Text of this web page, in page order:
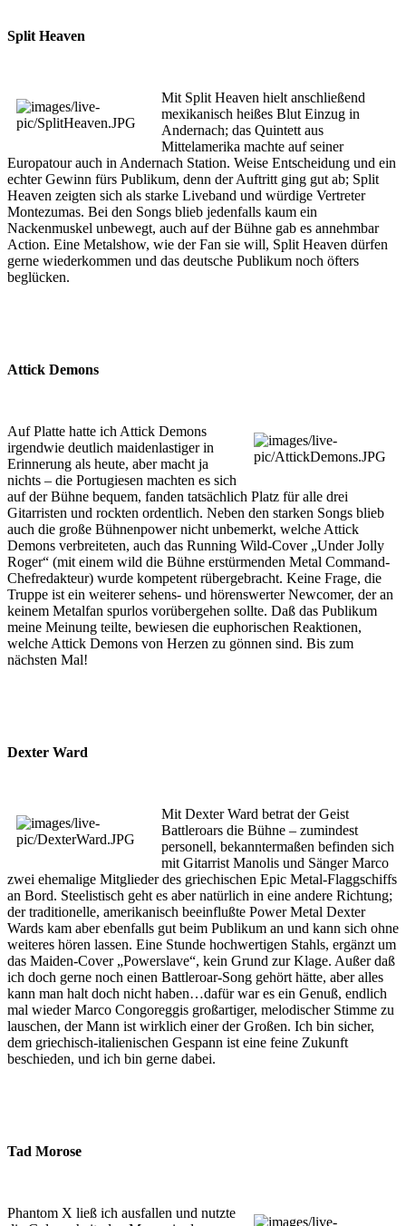
Split Heaven
Mit Split Heaven hielt anschließend
mexikanisch heißes Blut Einzug in
Andernach; das Quintett aus
Mittelamerika machte auf seiner
Europatour auch in Andernach Station. Weise Entscheidung und ein
echter Gewinn fürs Publikum, denn der Auftritt ging gut ab; Split
Heaven zeigten sich als starke Liveband und würdige Vertreter
Montezumas. Bei den Songs blieb jedenfalls kaum ein
Nackenmuskel unbewegt, auch auf der Bühne gab es annehmbar
Action. Eine Metalshow, wie der Fan sie will, Split Heaven dürfen
gerne wiederkommen und das deutsche Publikum noch öfters
beglücken.
Attick Demons
Auf Platte hatte ich Attick Demons
irgendwie deutlich maidenlastiger in
Erinnerung als heute, aber macht ja
nichts – die Portugiesen machten es sich
auf der Bühne bequem, fanden tatsächlich Platz für alle drei
Gitarristen und rockten ordentlich. Neben den starken Songs blieb
auch die große Bühnenpower nicht unbemerkt, welche Attick
Demons verbreiteten, auch das Running Wild-Cover „Under Jolly
Roger“ (mit einem wild die Bühne erstürmenden Metal Command-
Chefredakteur) wurde kompetent rübergebracht. Keine Frage, die
Truppe ist ein weiterer sehens- und hörenswerter Newcomer, der an
keinem Metalfan spurlos vorübergehen sollte. Daß das Publikum
meine Meinung teilte, bewiesen die euphorischen Reaktionen,
welche Attick Demons von Herzen zu gönnen sind. Bis zum
nächsten Mal!
Dexter Ward
Mit Dexter Ward betrat der Geist
Battleroars die Bühne – zumindest
personell, bekanntermaßen befinden sich
mit Gitarrist Manolis und Sänger Marco
zwei ehemalige Mitglieder des griechischen Epic Metal-Flaggschiffs
an Bord. Steelistisch geht es aber natürlich in eine andere Richtung;
der traditionelle, amerikanisch beeinflußte Power Metal Dexter
Wards kam aber ebenfalls gut beim Publikum an und kann sich ohne
weiteres hören lassen. Eine Stunde hochwertigen Stahls, ergänzt um
das Maiden-Cover „Powerslave“, kein Grund zur Klage. Außer daß
ich doch gerne noch einen Battleroar-Song gehört hätte, aber alles
kann man halt doch nicht haben…dafür war es ein Genuß, endlich
mal wieder Marco Congoreggis großartiger, melodischer Stimme zu
lauschen, der Mann ist wirklich einer der Großen. Ich bin sicher,
dem griechisch-italienischen Gespann ist eine feine Zukunft
beschieden, und ich bin gerne dabei.
Tad Morose
Phantom X ließ ich ausfallen und nutzte